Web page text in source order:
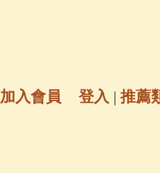
加入會員 登入 | 推薦